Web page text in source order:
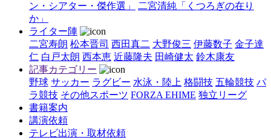
ン・シアター・傑作選」
二宮清純「くつろぎの在り
か」
ライター陣
二宮寿朗 松本晋司 西田真二 大野俊三 伊藤数子 金子達
仁 白戸太朗 西本恵 近藤隆夫 田崎健太 鈴木康友
記事カテゴリー
野球 サッカー ラグビー 水泳・陸上 格闘技 五輪競技 パ
ラ競技 その他スポーツ FORZA EHIME 独立リーグ
書籍案内
講演依頼
テレビ出演・取材依頼